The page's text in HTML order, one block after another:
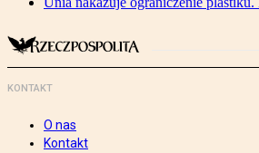
KONTAKT
O nas
Kontakt